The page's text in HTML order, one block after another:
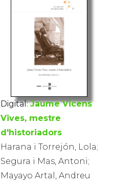
Digital: Jaume Vicens
Vives, mestre
d'historiadors
Harana i Torrejón, Lola;
Segura i Mas, Antoni;
Mayayo Artal, Andreu